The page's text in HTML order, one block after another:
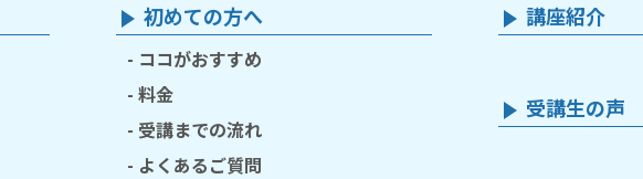
初めての方へ
ココがおすすめ
料金
受講までの流れ
よくあるご質問
講座紹介
受講生の声